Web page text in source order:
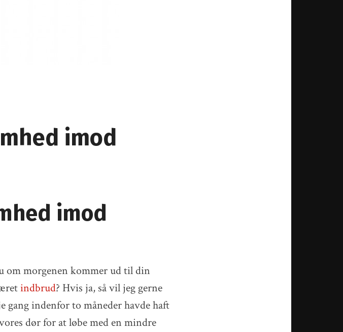
imod
imod
om morgenen kommer ud til din
indbrud? Hvis ja, så vil jeg gerne
gang indenfor to måneder havde haft
dør for at løbe med en mindre